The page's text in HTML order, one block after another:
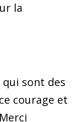
la
qui sont des
courage et